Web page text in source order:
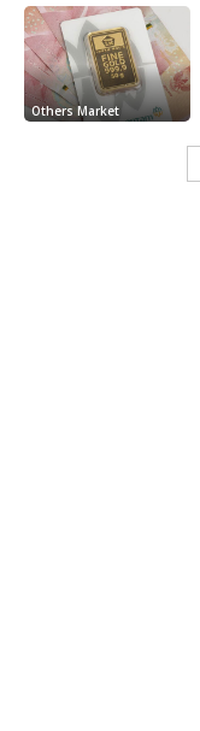
Others Market